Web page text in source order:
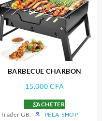
BARBECUE CHARBON
15.000CFA
ACHETER
Trader GB:
PELA-SHOP